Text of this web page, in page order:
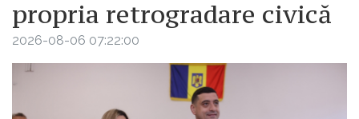
propria retrogradare civică
2026-08-06 07:22:00